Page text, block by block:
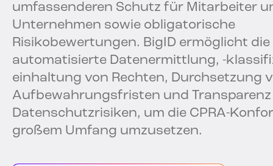
umfassenderen Schutz für Mitarbeiter
Unternehmen sowie obligatorische
Risikobewertungen. BigID ermöglicht die
automatisierte Datenermittlung, -
einhaltung von Rechten, Durchsetzung
Aufbewahrungsfristen und
Datenschutzrisiken, um die CPRA-
großem Umfang umzusetzen.